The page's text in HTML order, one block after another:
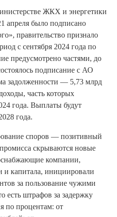
ЖКХ и энергетики
апреля было подписано
правительство признало
с сентября 2024 года по
предусмотрено частями, до
подписание с АО
задолженности — 5,73 млрд
часть которых
года. Выплаты будут
года.
споров — позитивный
скрываются новые
компании,
и капитала, инициировали
за пользование чужими
штрафов за задержку
по процентам: от